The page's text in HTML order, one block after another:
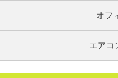
オフ
エアコ